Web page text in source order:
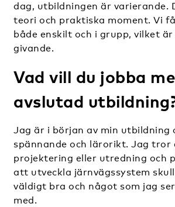
dag, utbildningen är varierande.
teori och praktiska moment. Vi
både enskilt och i grupp, vilket
givande.
Vad vill du jobba
avslutad
Jag är i början av min utbildning
spännande och lärorikt. Jag tror
projektering eller utredning och
att utveckla järnvägssystem
väldigt bra och något som jag
med.